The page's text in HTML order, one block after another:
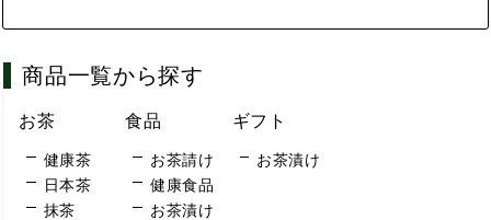
商品一覧から探す
お茶
健康茶
日本茶
抹茶
食品
お茶請け
健康食品
お茶漬け
ギフト
お茶漬け